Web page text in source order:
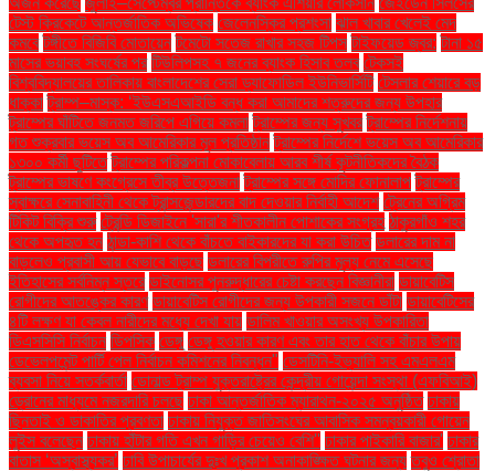
টেস্ট ক্রিকেটে আন্তর্জাতিক অভিষেক জেলেনস্কির প্রশংসা ঝাল খাবার খেলেই মেদ
কমবে টঙ্গীতে বিজিবি মোতায়েন টমেটো সতেজ রাখার সহজ টিপস টাইফয়েড জ্বর: টানা ১৫
মাসের ভয়াবহ সংঘর্ষের পর টিউলিপসহ ৭ জনের ব্যাংক হিসাব তলব টেকসই
বিশ্ববিদ্যালয়ের তালিকায় বাংলাদেশের সেরা ড্যাফোডিল ইউনিভার্সিটি টেসলার শেয়ারে বড়
ধাক্কা ট্রাম্প–মাস্ক: ‘ইউএসএআইডি বন্ধ করা আমাদের শত্রুদের জন্য উপহার
ট্রাম্পের ঘাঁটিতে জনমত জরিপে এগিয়ে কমলা ট্রাম্পের জন্য সুখবর ট্রাম্পের নির্দেশনায়
গত শুক্রবার ভয়েস অব আমেরিকার মূল প্রতিষ্ঠান ট্রাম্পের নির্দেশে ভয়েস অব আমেরিকার
১৩০০ কর্মী ছুটিতে ট্রাম্পের পরিকল্পনা মোকাবেলায় আরব শীর্ষ কূটনীতিকদের বৈঠক
ট্রাম্পের ভাষণে কংগ্রেসে তীব্র উত্তেজনা ট্রাম্পের সঙ্গে মোদির ফোনালাপ ট্রাম্পের
স্বাক্ষরে সেনাবাহিনী থেকে ট্রান্সজেন্ডারদের বাদ দেওয়ার নির্বাহী আদেশ ট্রেনের অগ্রিম
টিকিট বিক্রি শুরু ট্রেন্ডি ডিজাইনে 'সারা'র শীতকালীন পোশাকের সংগ্রহ ঠাকুরগাঁও শহর
থেকে অপহৃত হন ঠান্ডা-কাশি থেকে বাঁচতে বাইকারদের যা করা উচিত ডলারের দাম না
বাড়লেও প্রবাসী আয় যেভাবে বাড়ছে ডলারের বিপরীতে রুপির মূল্য নেমে এসেছে
ইতিহাসের সর্বনিম্ন স্তরে ডাইনোসর পুনরুদ্ধারের চেষ্টা করছেন বিজ্ঞানীরা ডায়াবেটিস
রোগীদের আতঙ্কের কারণ ডায়াবেটিস রোগীদের জন্য উপকারী সজনে ডাঁটা ডায়াবেটিসের
৪টি লক্ষণ যা কেবল নারীদের মধ্যে দেখা যায় ডালিম খাওয়ার অসংখ্য উপকারিতা
ডিএসসিসি নির্বাচন ডিপসিক ডেঙ্গু ডেঙ্গু হওয়ার কারণ এবং তার হাত থেকে বাঁচার উপায়
ডেভেলপমেন্ট পার্টি পেল নির্বাচন কমিশনের নিবন্ধন" ডেসটিনি-ইভ্যালি সহ এমএলএম
ব্যবসা নিয়ে সতর্কবার্তা ডোনাল্ড ট্রাম্প যুক্তরাষ্ট্রের কেন্দ্রীয় গোয়েন্দা সংস্থা (এফবিআই)
ড্রোনের মাধ্যমে নজরদারি চলছে ঢাকা আন্তর্জাতিক ম্যারাথন-২০২৫ অনুষ্ঠিত ঢাকায়
ছিনতাই ও ডাকাতির প্রবণতা ঢাকায় নিযুক্ত জাতিসংঘের আবাসিক সমন্বয়কারী গোয়েন
লুইস বলেছেন ঢাকায় হাঁটার গতি এখন গাড়ির চেয়েও বেশি'' ঢাকার পাইকারি বাজার' ঢাকার
বাতাস ‘অস্বাস্থ্যকর’ ঢাবি উপাচার্যের দুঃখ প্রকাশ অনাকাঙ্ক্ষিত ঘটনার জন্য তবুও শ্রোতা